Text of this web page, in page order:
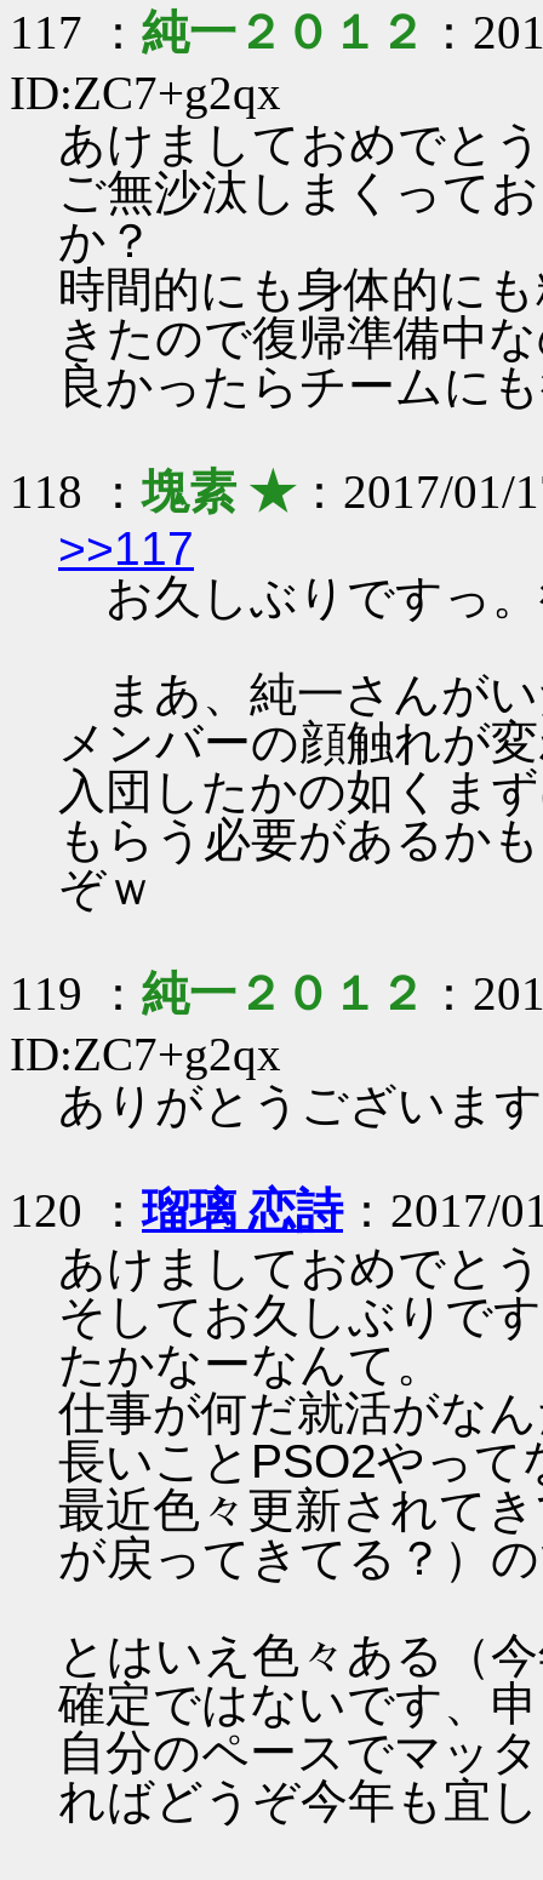
117 ： 純一２０１２ ：
ID:ZC7+g2qx
あけましておめでと
ご無沙汰しまくって
か？
時間的にも身体的に
きたので復帰準備中
良かったらチームに
118 ：塊素 ★：2017/01/
>>117
お久しぶりですっ
まあ、純一さんが
メンバーの顔触れが
入団したかの如くま
もらう必要があるか
ぞｗ
119 ： 純一２０１２ ：
ID:ZC7+g2qx
ありがとうございま
120 ：瑠璃 恋詩：2017/
あけましておめでと
そしてお久しぶりで
たかなーなんて。
仕事が何だ就活がな
長いことPSO2やって
最近色々更新されて
が戻ってきてる？）
とはいえ色々ある（
確定ではないです、
自分のペースでマッ
ればどうぞ今年も宜